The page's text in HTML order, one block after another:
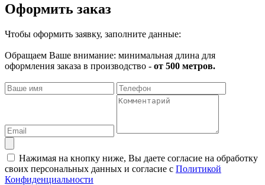
Оформить заказ
Чтобы оформить заявку, заполните данные:
Обращаем Ваше внимание: минимальная длина для
оформления заказа в производство - от 500 метров.
Нажимая на кнопку ниже, Вы даете согласие на обработку
своих персональных данных и согласие с Политикой
Конфиденциальности